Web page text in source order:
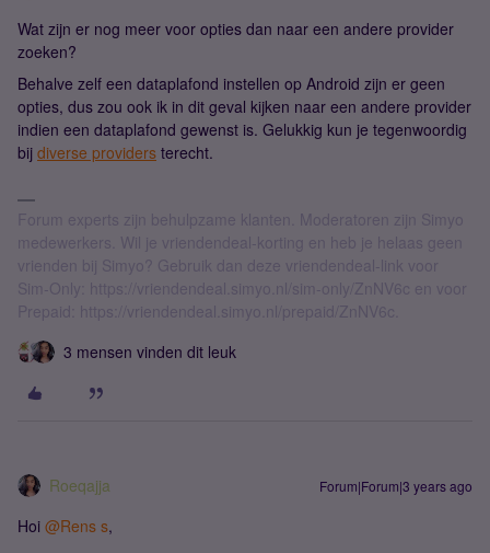
Wat zijn er nog meer voor opties dan naar een andere provider
zoeken?
Behalve zelf een dataplafond instellen op Android zijn er geen
opties, dus zou ook ik in dit geval kijken naar een andere provider
indien een dataplafond gewenst is. Gelukkig kun je tegenwoordig
bij diverse providers terecht.
Forum experts zijn behulpzame klanten. Moderatoren zijn Simyo
medewerkers. Wil je vriendendeal-korting en heb je helaas geen
vrienden bij Simyo? Gebruik dan deze vriendendeal-link voor
Sim-Only: https://vriendendeal.simyo.nl/sim-only/ZnNV6c en voor
Prepaid: https://vriendendeal.simyo.nl/prepaid/ZnNV6c.
3 mensen vinden dit leuk
Roeqajja Forum|Forum|3 years ago
Hoi @Rens s,